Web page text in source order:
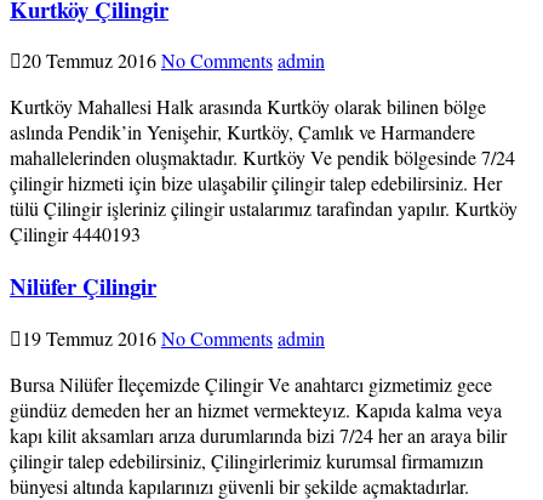
Kurtköy Çilingir
20 Temmuz 2016No Commentsadmin
Kurtköy Mahallesi Halk arasında Kurtköy olarak bilinen bölge
aslında Pendik’in Yenişehir, Kurtköy, Çamlık ve Harmandere
mahallelerinden oluşmaktadır. Kurtköy Ve pendik bölgesinde 7/24
çilingir hizmeti için bize ulaşabilir çilingir talep edebilirsiniz. Her
tülü Çilingir işleriniz çilingir ustalarımız tarafindan yapılır. Kurtköy
Çilingir 4440193
Nilüfer Çilingir
19 Temmuz 2016No Commentsadmin
Bursa Nilüfer İleçemizde Çilingir Ve anahtarcı gizmetimiz gece
gündüz demeden her an hizmet vermekteyız. Kapıda kalma veya
kapı kilit aksamları arıza durumlarında bizi 7/24 her an araya bilir
çilingir talep edebilirsiniz, Çilingirlerimiz kurumsal firmamızın
bünyesi altında kapılarınızı güvenli bir şekilde açmaktadırlar.